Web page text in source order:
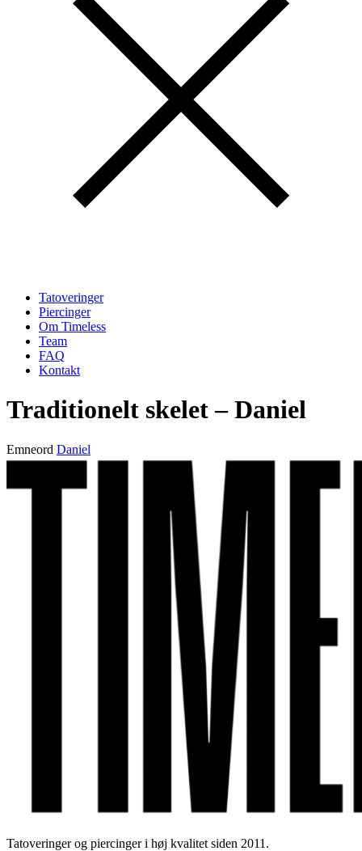
Tatoveringer
Piercinger
Om Timeless
Team
FAQ
Kontakt
Traditionelt skelet – Daniel
Emneord Daniel
Tatoveringer og piercinger i høj kvalitet siden 2011.